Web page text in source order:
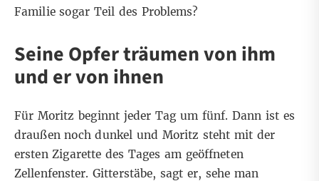
Familie sogar Teil des Problems?
Seine Opfer träumen von ihm
und er von ihnen
Für Moritz beginnt jeder Tag um fünf. Dann ist es
draußen noch dunkel und Moritz steht mit der
ersten Zigarette des Tages am geöffneten
Zellenfenster. Gitterstäbe, sagt er, sehe man